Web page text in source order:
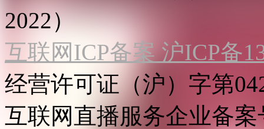
2022）
互联网ICP备案 沪ICP备
经营许可证（沪）字第
互联网直播服务企业备案